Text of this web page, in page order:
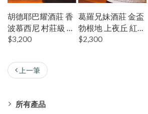
所有產品
胡德耶巴耀酒莊 香
波慕西尼 村莊級 紅
酒
$3,200
葛羅兄妹酒莊 金盃
勃根地 上夜丘 紅酒
19'
$2,300
上一筆